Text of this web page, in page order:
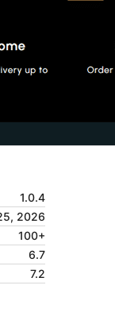
1.0.4
2026
100+
6.7
7.2